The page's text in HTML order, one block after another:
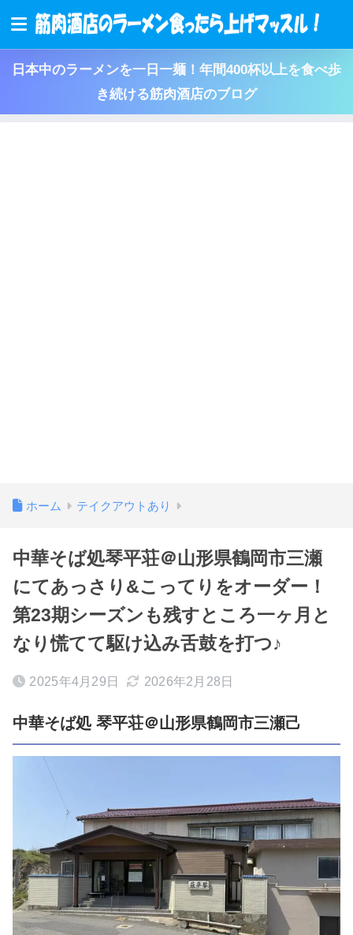
日本中のラーメンを一日一麺！年間400杯以上を食べ歩
き続ける筋肉酒店のブログ
ホーム テイクアウトあり
中華そば処琴平荘＠山形県鶴岡市三瀬
にてあっさり&こってりをオーダー！
第23期シーズンも残すところ一ヶ月と
なり慌てて駆け込み舌鼓を打つ♪
2025年4月29日 2026年2月28日
中華そば処 琴平荘＠山形県鶴岡市三瀬己